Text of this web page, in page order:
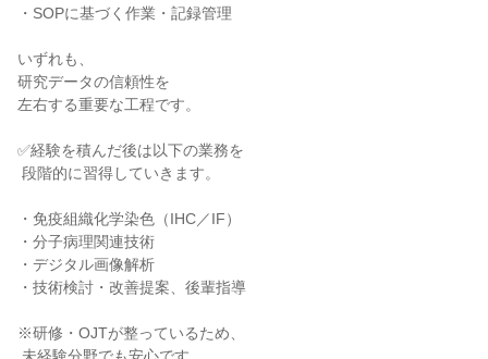
・SOPに基づく作業・記録管理
いずれも、
研究データの信頼性を
左右する重要な工程です。
✅経験を積んだ後は以下の業務を
・免疫組織化学染色（IHC／IF）
・分子病理関連技術
・デジタル画像解析
・技術検討・改善提案、後輩指導
※研修・OJTが整っているため、